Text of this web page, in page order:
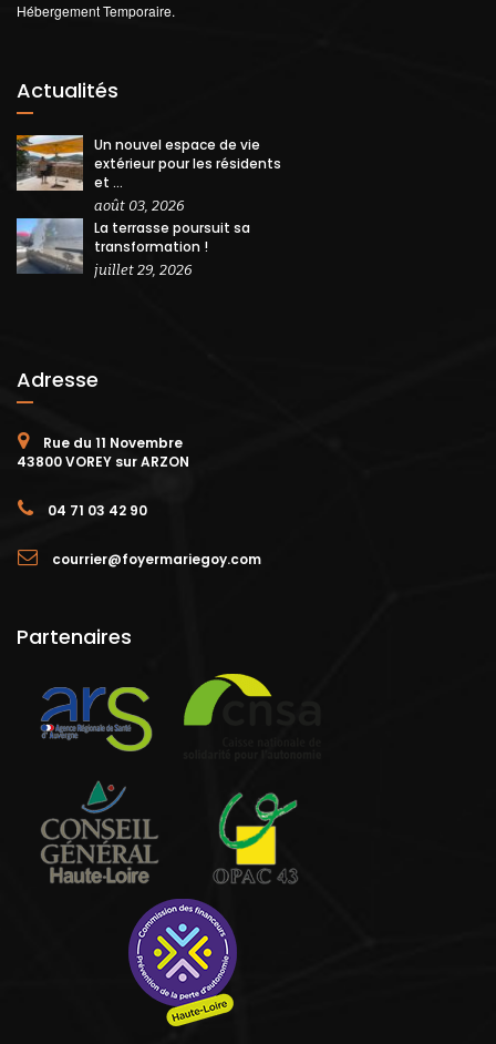
Hébergement Temporaire.
Actualités
Un nouvel espace de vie
extérieur pour les résidents
et ...
août 03, 2026
La terrasse poursuit sa
transformation !
juillet 29, 2026
Adresse
Rue du 11 Novembre
43800 VOREY sur ARZON
04 71 03 42 90
courrier@foyermariegoy.com
Partenaires